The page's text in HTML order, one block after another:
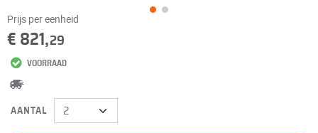
Prijs per eenheid
€ 821,29
VOORRAAD
AANTAL